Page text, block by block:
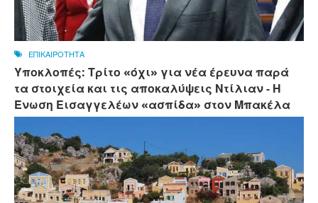
ΕΠΙΚΑΙΡΟΤΗΤΑ
Υποκλοπές: Τρίτο «όχι» για νέα έρευνα παρά
τα στοιχεία και τις αποκαλύψεις Ντίλιαν - Η
Ένωση Εισαγγελέων «ασπίδα» στον Μπακέλα